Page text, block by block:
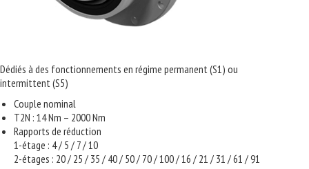
Dédiés à des fonctionnements en régime permanent (S1) ou
intermittent (S5)
Couple nominal
T2N : 14 Nm – 2000 Nm
Rapports de réduction
1-étage : 4 / 5 / 7 / 10
2-étages : 20 / 25 / 35 / 40 / 50 / 70 / 100 / 16 / 21 / 31 / 61 / 91